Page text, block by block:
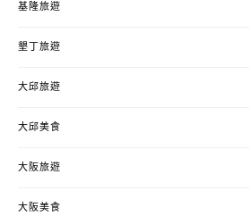
基隆旅遊
墾丁旅遊
大邱旅遊
大邱美食
大阪旅遊
大阪美食